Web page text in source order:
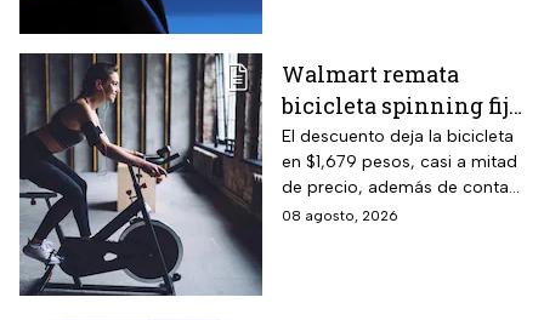
Walmart remata
bicicleta spinning fija
con monitoreo de
velocidad, calorías y
pulso, ideal para hacer
cardio en casa
El descuento deja la bicicleta
en $1,679 pesos, casi a mitad
de precio, además de contar
el beneficio de meses sin
08 agosto, 2026